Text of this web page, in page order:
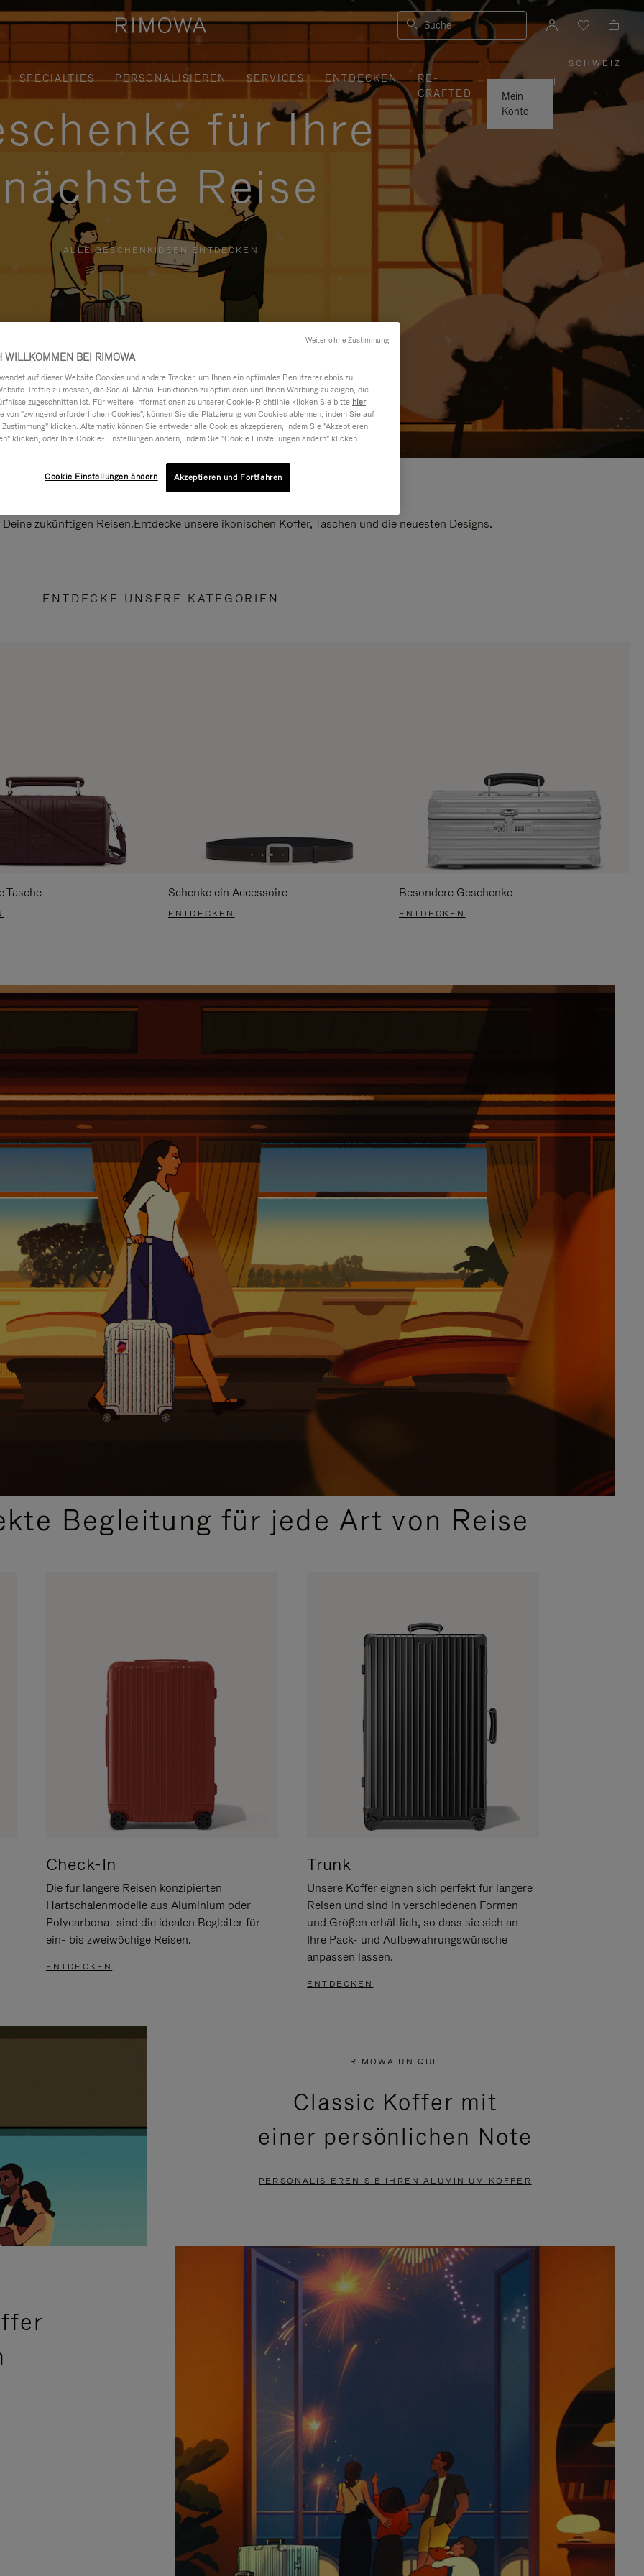
Suche
SPECIALTIES PERSONALISIEREN SERVICES ENTDECKEN
RE-
CRAFTED
Mein
Konto
SCHWEIZ
,
WÄHLEN
IHRE
REGION
AUS
|
für Ihre
nächste Reise
ALLE GESCHENKIDEEN ENTDECKEN
zukünftigen Reisen.Entdecke unsere ikonischen Koffer, Taschen und die neuesten Designs.
ENTDECKE UNSERE KATEGORIEN
Tasche Schenke ein Accessoire
ENTDECKEN
Besondere Geschenke
ENTDECKEN
Begleitung für jede Art von Reise
Check-In
Die für längere Reisen konzipierten
Hartschalenmodelle aus Aluminium oder
Polycarbonat sind die idealen Begleiter für
ein- bis zweiwöchige Reisen.
ENTDECKEN
Trunk
Unsere Koffer eignen sich perfekt für längere
Reisen und sind in verschiedenen Formen
und Größen erhältlich, so dass sie sich an
Ihre Pack- und Aufbewahrungswünsche
anpassen lassen.
ENTDECKEN
RIMOWA UNIQUE
Classic Koffer mit
einer persönlichen Note
PERSONALISIEREN SIE IHREN ALUMINIUM KOFFER
WILLKOMMEN BEI RIMOWA
auf dieser Website Cookies und andere Tracker, um Ihnen ein optimales Benutzererlebnis zu
Traffic zu messen, die Social-Media-Funktionen zu optimieren und Ihnen Werbung zu zeigen, die
zugeschnitten ist. Für weitere Informationen zu unserer Cookie-Richtlinie klicken Sie bitte hier.
von "zwingend erforderlichen Cookies", können Sie die Platzierung von Cookies ablehnen, indem Sie auf
klicken. Alternativ können Sie entweder alle Cookies akzeptieren, indem Sie "Akzeptieren
klicken, oder Ihre Cookie-Einstellungen ändern, indem Sie "Cookie Einstellungen ändern" klicken.
Cookie Einstellungen ändern Akzeptieren und Fortfahren
Weiter ohne Zustimmung